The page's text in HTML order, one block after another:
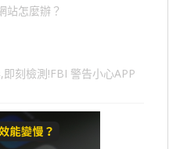
站怎麼辦？
刻檢測!FBI 警告小心APP